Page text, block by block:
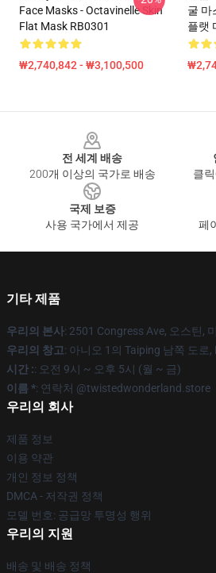
Face Masks - Octavinelle Skin
Flat Mask RB0301
₩2,740,842 - ₩3,100,500
굴 마
플랫
전 세계 배송
200개 이상의 국가로 배송
클
국제 보증
사용 국가에서 제공
페
기타 제품
우리의 본사: 2501 Congress Ave, 오스틴,
우리의 창고: 아니오 1의 Taiping 남쪽 도로,
시간 :: 오전 9시 ~ 오후 5시 (월 ~ 금)
이름 *: 연락처 @twistedwonderland.store
우리의 회사
제품 정보
이용 약관
개인 정보 정책
DMCA - 저작권 정책
모델 번호: 공급망 투명성 행위
우리의 지원
배송 및 배송 정책